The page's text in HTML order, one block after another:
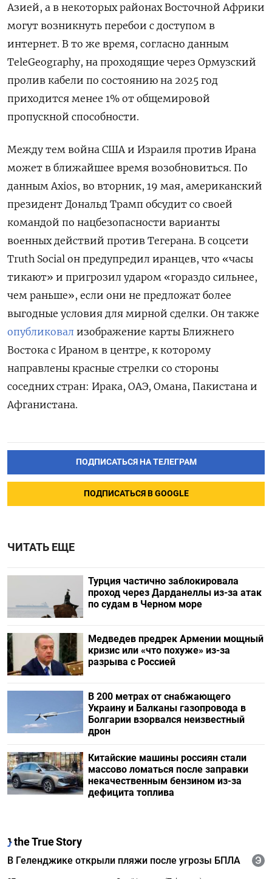
Азией, а в некоторых районах Восточной Африки
могут возникнуть перебои с доступом в
интернет. В то же время, согласно данным
TeleGeography, на проходящие через Ормузский
пролив кабели по состоянию на 2025 год
приходится менее 1% от общемировой
пропускной способности.
Между тем война США и Израиля против Ирана
может в ближайшее время возобновиться. По
данным Axios, во вторник, 19 мая, американский
президент Дональд Трамп обсудит со своей
командой по нацбезопасности варианты
военных действий против Тегерана. В соцсети
Truth Social он предупредил иранцев, что «часы
тикают» и пригрозил ударом «гораздо сильнее,
чем раньше», если они не предложат более
выгодные условия для мирной сделки. Он также
опубликовал изображение карты Ближнего
Востока с Ираном в центре, к которому
направлены красные стрелки со стороны
соседних стран: Ирака, ОАЭ, Омана, Пакистана и
Афганистана.
ПОДПИСАТЬСЯ НА ТЕЛЕГРАМ
ПОДПИСАТЬСЯ В GOOGLE
ЧИТАТЬ ЕЩЕ
Турция частично заблокировала
проход через Дарданеллы из-за атак
по судам в Черном море
Медведев предрек Армении мощный
кризис или «что похуже» из-за
разрыва с Россией
В 200 метрах от снабжающего
Украину и Балканы газопровода в
Болгарии взорвался неизвестный
дрон
Китайские машины россиян стали
массово ломаться после заправки
некачественным бензином из-за
дефицита топлива